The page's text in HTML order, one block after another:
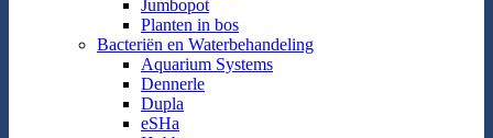
Jumbopot
Planten in bos
Bacteriën en Waterbehandeling
Aquarium Systems
Dennerle
Dupla
eSHa